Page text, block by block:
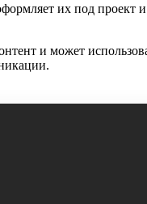
их под проект
и может